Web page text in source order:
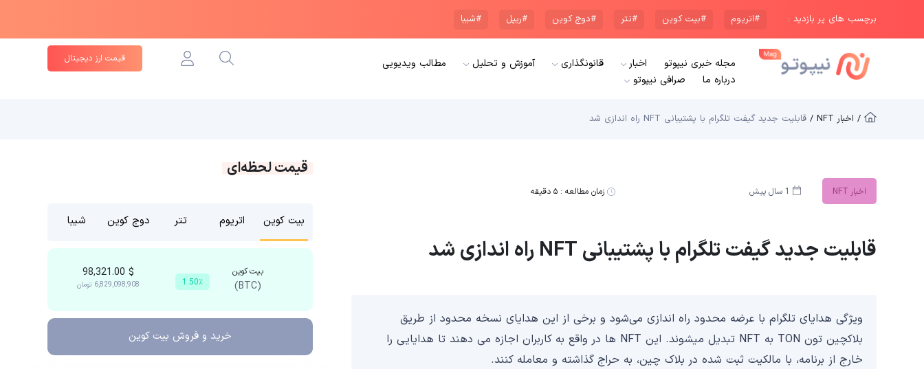
برچسب های پر بازدید : #اتریوم #بیت کوین #تتر #دوج کوین #ریپل #شیبا
مجله خبری نیپوتو اخبار قانونگذاری آموزش و تحلیل
مطالب ویدیویی
درباره ما
صرافی نیپوتو
قیمت ارز دیجیتال
/ اخبار NFT / قابلیت جدید گیفت تلگرام با پشتیبانی NFT راه اندازی شد
اخبار NFT 1 سال پیش زمان مطالعه :۵ دقیقه
قابلیت جدید گیفت تلگرام با پشتیبانی NFT راه اندازی شد
ویژگی هدایای تلگرام با عرضه محدود راه اندازی می‌شود و برخی از این هدایای نسخه محدود از طریق
بلاکچین تون TON به NFT تبدیل میشوند. این NFT ها در واقع به کاربران اجازه می دهند تا هدایایی را
خارج از برنامه، با مالکیت ثبت شده در بلاک چین، به حراج گذاشته و معامله کنند.
قیمت لحظه‌ای
بیت کوین اتریوم تتر دوج کوین شیبا
بیت کوین
(BTC) 1.50٪
$
6,829,098,908 تومان
خرید و فروش بیت کوین